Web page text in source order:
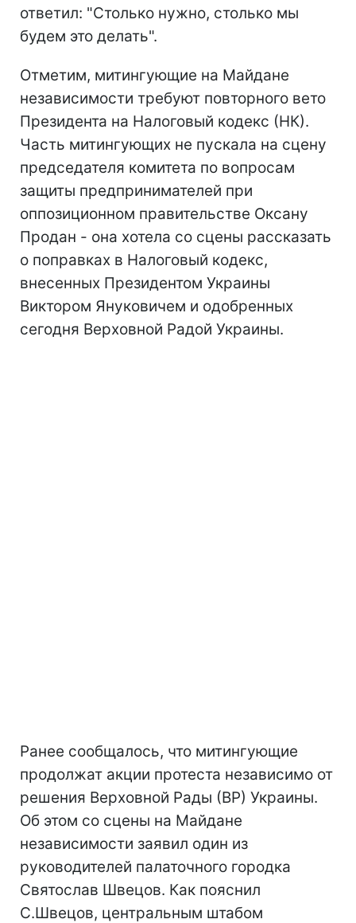
ответил: "Столько нужно, столько мы
будем это делать".
Отметим, митингующие на Майдане
независимости требуют повторного вето
Президента на Налоговый кодекс (НК).
Часть митингующих не пускала на сцену
председателя комитета по вопросам
защиты предпринимателей при
оппозиционном правительстве Оксану
Продан - она хотела со сцены рассказать
о поправках в Налоговый кодекс,
внесенных Президентом Украины
Виктором Януковичем и одобренных
сегодня Верховной Радой Украины.
Ранее сообщалось, что митингующие
продолжат акции протеста независимо от
решения Верховной Рады (ВР) Украины.
Об этом со сцены на Майдане
независимости заявил один из
руководителей палаточного городка
Святослав Швецов. Как пояснил
С.Швецов, центральным штабом